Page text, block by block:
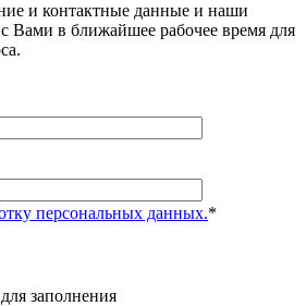
и контактные данные и наши
Вами в ближайшее рабочее время для
персональных данных.*
заполнения